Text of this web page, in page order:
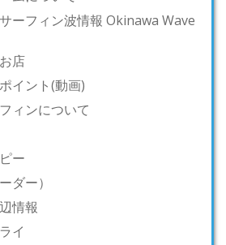
ーフィン波情報 Okinawa Wave
店
イント(動画)
ィンについて
ー
ダー）
情報
イ